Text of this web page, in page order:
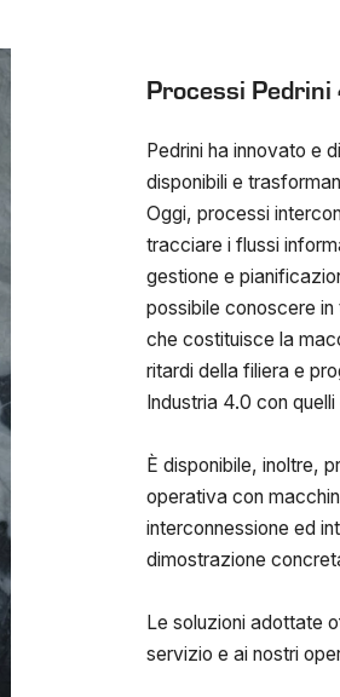
Processi
Pedrini ha innovato e
disponibili e
Oggi, processi
tracciare i flussi
gestione e
possibile conoscere
che costituisce la
ritardi della filiera e
Industria 4.0 con
È disponibile, inoltre,
operativa con
interconnessione ed
dimostrazione
Le soluzioni adottate
servizio e ai nostri